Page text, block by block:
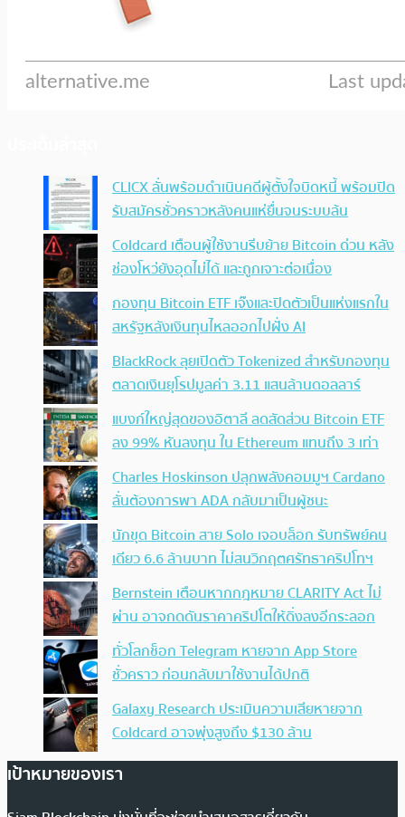
CLICX ลั่นพร้อมดำเนินคดีผู้ตั้งใจบิดหนี้ พร้อมปิด
รับสมัครชั่วคราวหลังคนแห่ยื่นจนระบบล้น
Coldcard เตือนผู้ใช้งานรีบย้าย Bitcoin ด่วน หลัง
ช่องโหว่ยังอุดไม่ได้ และถูกเจาะต่อเนื่อง
กองทุน Bitcoin ETF เจ๊งและปิดตัวเป็นแห่งแรกใน
สหรัฐหลังเงินทุนไหลออกไปฝั่ง AI
BlackRock ลุยเปิดตัว Tokenized สำหรับกองทุน
ตลาดเงินยุโรปมูลค่า 3.11 แสนล้านดอลลาร์
แบงก์ใหญ่สุดของอิตาลี ลดสัดส่วน Bitcoin ETF
ลง 99% หันลงทุน ใน Ethereum แทนถึง 3 เท่า
Charles Hoskinson ปลุกพลังคอมมูฯ Cardano
ลั่นต้องการพา ADA กลับมาเป็นผู้ชนะ
นักขุด Bitcoin สาย Solo เจอบล็อก รับทรัพย์คน
เดียว 6.6 ล้านบาท ไม่สนวิกฤตศรัทธาคริปโทฯ
Bernstein เตือนหากกฎหมาย CLARITY Act ไม่
ผ่าน อาจกดดันราคาคริปโตให้ดิ่งลงอีกระลอก
ทั่วโลกช็อก Telegram หายจาก App Store
ชั่วคราว ก่อนกลับมาใช้งานได้ปกติ
Galaxy Research ประเมินความเสียหายจาก
Coldcard อาจพุ่งสูงถึง $130 ล้าน
เป้าหมายของเรา